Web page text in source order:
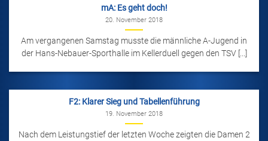
mA: Es geht doch!
20. November 2018
Am vergangenen Samstag musste die männliche A-Jugend in
der Hans-Nebauer-Sporthalle im Kellerduell gegen den TSV [...]
F2: Klarer Sieg und Tabellenführung
19. November 2018
Nach dem Leistungstief der letzten Woche zeigten die Damen 2